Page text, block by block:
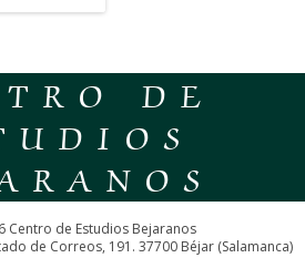
DE
Centro de Estudios Bejaranos
de Correos, 191. 37700 Béjar (Salamanca)